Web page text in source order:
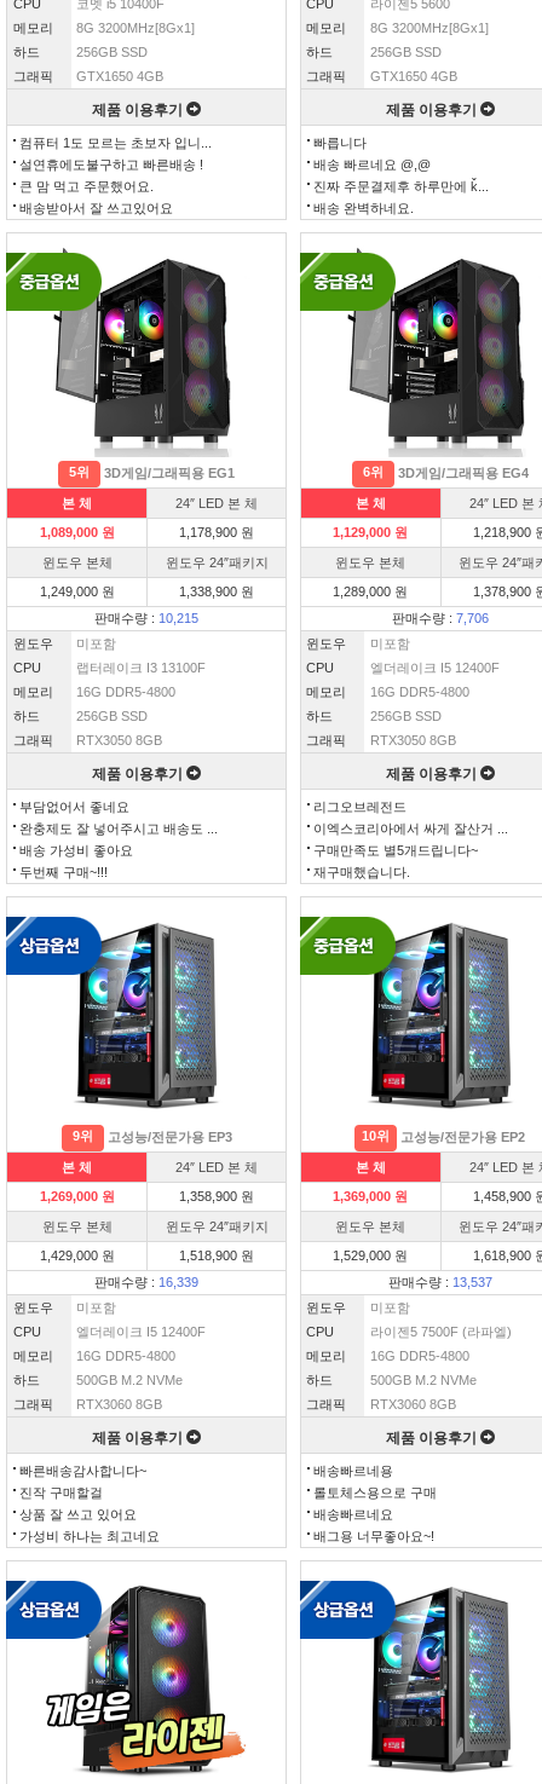
CPU
코멧 i5 10400F
메모리
8G 3200MHz[8Gx1]
하드
256GB SSD
그래픽
GTX1650 4GB
제품 이용후기
컴퓨터 1도 모르는 초보자 입니...
설연휴에도불구하고 빠른배송 !
큰 맘 먹고 주문했어요.
배송받아서 잘 쓰고있어요
CPU
라이젠5 5600
메모리
8G 3200MHz[8Gx1]
하드
256GB SSD
그래픽
GTX1650 4GB
제품 이용후기
빠릅니다
배송 빠르네요 @,@
진짜 주문결제후 하루만에 ǩ...
배송 완벽하네요.
5위 3D게임/그래픽용 EG1
본 체
24″ LED 본 체
1,089,000 원
1,178,900 원
윈도우 본체
윈도우 24″패키지
1,249,000 원
1,338,900 원
판매수량 : 10,215
윈도우
미포함
CPU
랩터레이크 I3 13100F
메모리
16G DDR5-4800
하드
256GB SSD
그래픽
RTX3050 8GB
제품 이용후기
부담없어서 좋네요
완충제도 잘 넣어주시고 배송도 ...
배송 가성비 좋아요
두번째 구매~!!!
6위 3D게임/그래픽용 EG4
본 체
24″ LED 본
1,129,000 원
1,218,900
윈도우 본체
윈도우 24″패
1,289,000 원
1,378,900
판매수량 : 7,706
윈도우
미포함
CPU
엘더레이크 I5 12400F
메모리
16G DDR5-4800
하드
256GB SSD
그래픽
RTX3050 8GB
제품 이용후기
리그오브레전드
이엑스코리아에서 싸게 잘산거 ...
구매만족도 별5개드립니다~
재구매했습니다.
9위 고성능/전문가용 EP3
본 체
24″ LED 본 체
1,269,000 원
1,358,900 원
윈도우 본체
윈도우 24″패키지
1,429,000 원
1,518,900 원
판매수량 : 16,339
윈도우
미포함
CPU
엘더레이크 I5 12400F
메모리
16G DDR5-4800
하드
500GB M.2 NVMe
그래픽
RTX3060 8GB
제품 이용후기
빠른배송감사합니다~
진작 구매할걸
상품 잘 쓰고 있어요
가성비 하나는 최고네요
10위 고성능/전문가용 EP2
본 체
24″ LED 본
1,369,000 원
1,458,900
윈도우 본체
윈도우 24″패
1,529,000 원
1,618,900
판매수량 : 13,537
윈도우
미포함
CPU
라이젠5 7500F (라파엘)
메모리
16G DDR5-4800
하드
500GB M.2 NVMe
그래픽
RTX3060 8GB
제품 이용후기
배송빠르네용
롤토체스용으로 구매
배송빠르네요
배그용 너무좋아요~!